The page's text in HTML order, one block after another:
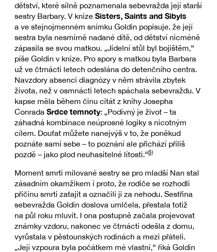
dětství, které silně poznamenala sebevražda její starší
sestry Barbary. V knize Sisters, Saints and Sibyls
a ve stejnojmenném snímku Goldin popisuje, že její
sestra byla nesmírně nadané dítě, od dětství nicméně
zápasila se svou matkou. „Jídelní stůl byl bojištěm,“
píše Goldin v knize. Pro spory s matkou byla Barbara
už ve čtrnácti letech odeslána do detenčního centra.
Navzdory absenci diagnózy v něm strávila zbytek
života, než v osmnácti letech spáchala sebevraždu. V
kapse měla během činu citát z knihy Josepha
Conrada Srdce temnoty: „Podivný je život – ta
záhadná kombinace neúprosné logiky s nicotným
cílem. Doufat můžete nanejvýš v to, že poněkud
poznáte sami sebe – to poznání ale přichází příliš
pozdě – jako plod neuhasitelné lítosti.“6)
Moment smrti milované sestry se pro mladší Nan stal
zásadním okamžikem i proto, že rodiče se rozhodli
příčinu smrti zatajit a označili ji za nehodu. Sestřina
sebevražda Goldin doslova umlčela, přestala totiž
na půl roku mluvit. I ona postupně začala projevovat
známky vzdoru, nakonec ve čtrnácti odešla z domu,
vyrůstala v pěstounských rodinách a mezi přáteli.
„Její vzpoura byla počátkem mé vlastní,“ říká Goldin